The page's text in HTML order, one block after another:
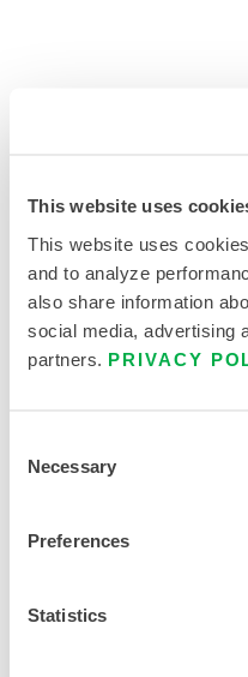
This website uses
This website uses
and to analyze
also share information
social media, advertising
partners. PRIVACY
Selection
Necessary
Preferences
Statistics